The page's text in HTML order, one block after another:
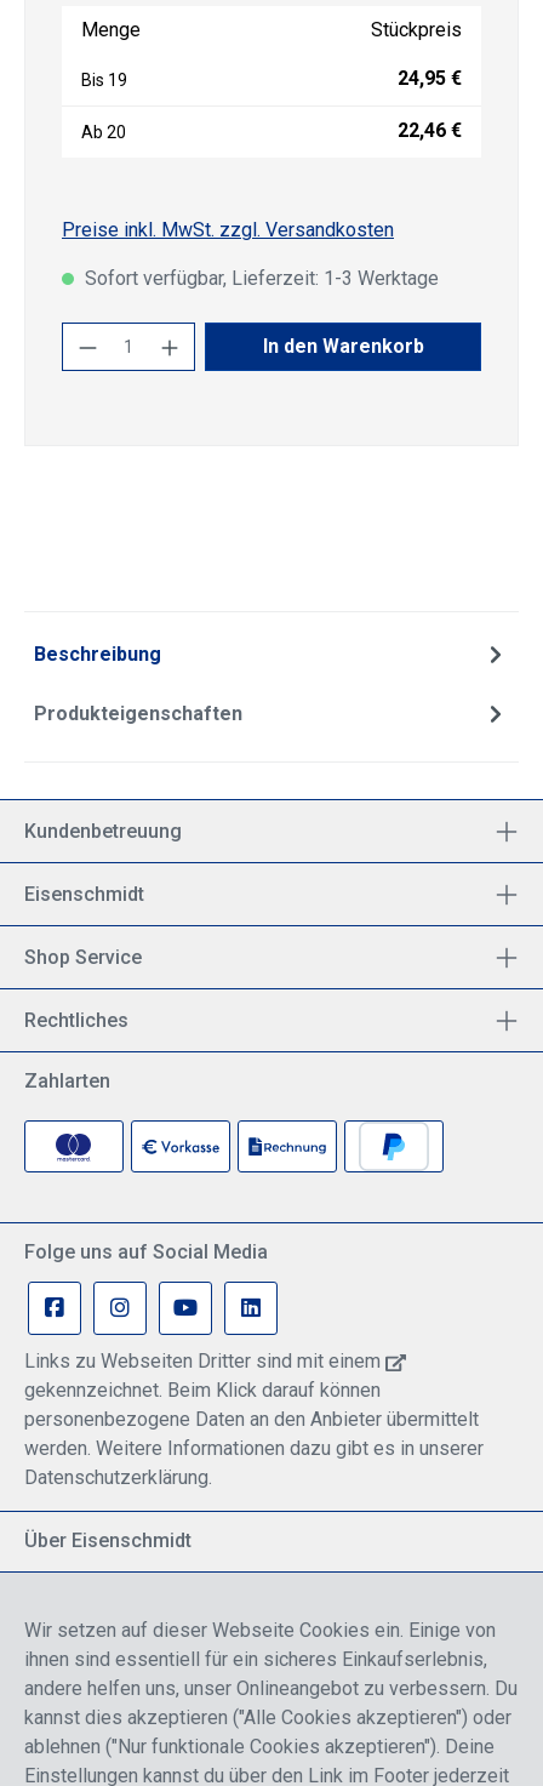
Menge Stückpreis
Bis 19 24,95 €
Ab 20 22,46 €
Preise inkl. MwSt. zzgl. Versandkosten
Sofort verfügbar, Lieferzeit: 1-3 Werktage
Produkt Anzahl: Gib den gewünschten
In den Warenkorb
Beschreibung
Produkteigenschaften
Kundenbetreuung
Eisenschmidt
Shop Service
Rechtliches
Zahlarten
Folge uns auf Social Media
Links zu Webseiten Dritter sind mit einem
gekennzeichnet. Beim Klick darauf können
personenbezogene Daten an den Anbieter übermittelt
werden. Weitere Informationen dazu gibt es in unserer
Datenschutzerklärung.
Über Eisenschmidt
Breite Palette von Luftfahrtprodukten
Fokus auf Pilotenausbildung
Sicher einkaufen
Wir setzen auf dieser Webseite Cookies ein. Einige von
ihnen sind essentiell für ein sicheres Einkaufserlebnis,
andere helfen uns, unser Onlineangebot zu verbessern. Du
kannst dies akzeptieren ("Alle Cookies akzeptieren") oder
ablehnen ("Nur funktionale Cookies akzeptieren"). Deine
Einstellungen kannst du über den Link im Footer jederzeit